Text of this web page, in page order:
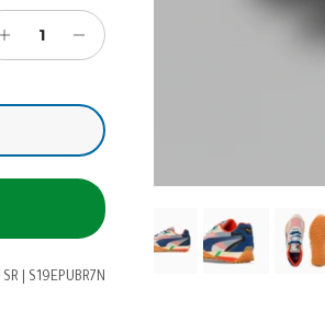
SR S19EPUBR7N